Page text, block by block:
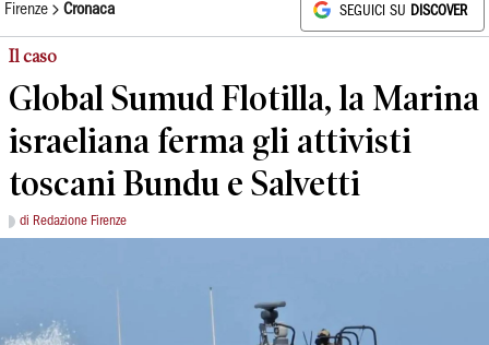
Firenze Cronaca SEGUICI SU DISCOVER
Il caso
Global Sumud Flotilla, la Marina
israeliana ferma gli attivisti
toscani Bundu e Salvetti
di Redazione Firenze